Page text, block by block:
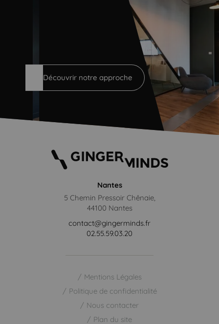
Améliorer l'engagement tout au long du
Découvrir notre approche
Nantes
5 Chemin Pressoir Chênaie,
44100 Nantes
contact@gingerminds.fr
02.55.59.03.20
Mentions Légales
Politique de confidentialité
Nous contacter
Plan du site